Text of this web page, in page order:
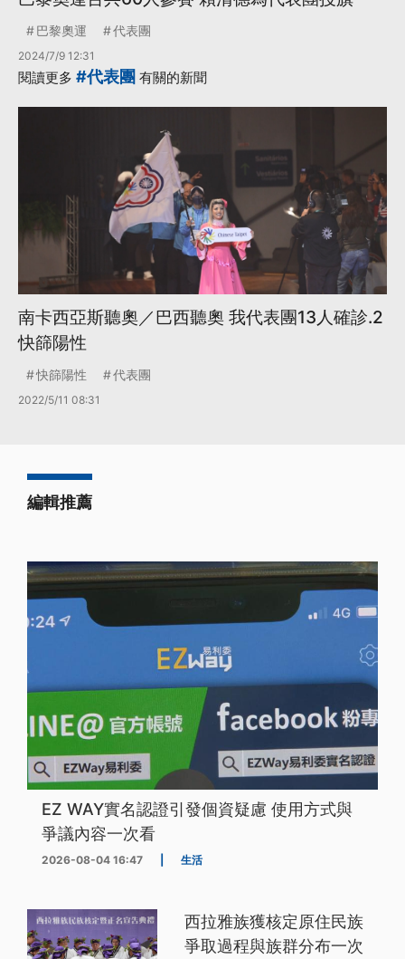
巴黎奧運 代表團
2024/7/9 12:31
閱讀更多 #代表團 有關的新聞
南卡西亞斯聽奧／巴西聽奧 我代表團13人確診.2
快篩陽性
快篩陽性 代表團
2022/5/11 08:31
編輯推薦
EZ WAY實名認證引發個資疑慮 使用方式與
爭議內容一次看
2026-08-04 16:47 生活
西拉雅族獲核定原住民族
爭取過程與族群分布一次